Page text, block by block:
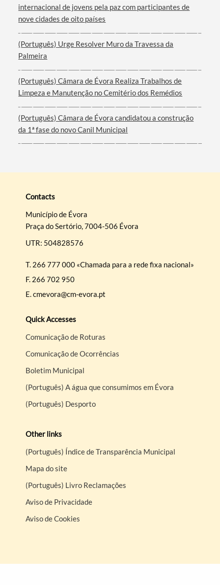
internacional de jovens pela paz com participantes de
nove cidades de oito países
(Português) Urge Resolver Muro da Travessa da
Palmeira
(Português) Câmara de Évora Realiza Trabalhos de
Limpeza e Manutenção no Cemitério dos Remédios
(Português) Câmara de Évora candidatou a construção
da 1ª fase do novo Canil Municipal
Contacts
Município de Évora
Praça do Sertório, 7004-506 Évora
UTR: 504828576
T. 266 777 000 «Chamada para a rede fixa nacional»
F. 266 702 950
E.cmevora@cm-evora.pt
Quick Accesses
Comunicação de Roturas
Comunicação de Ocorrências
Boletim Municipal
(Português) A água que consumimos em Évora
(Português) Desporto
Other links
(Português) Índice de Transparência Municipal
Mapa do site
(Português) Livro Reclamações
Aviso de Privacidade
Aviso de Cookies